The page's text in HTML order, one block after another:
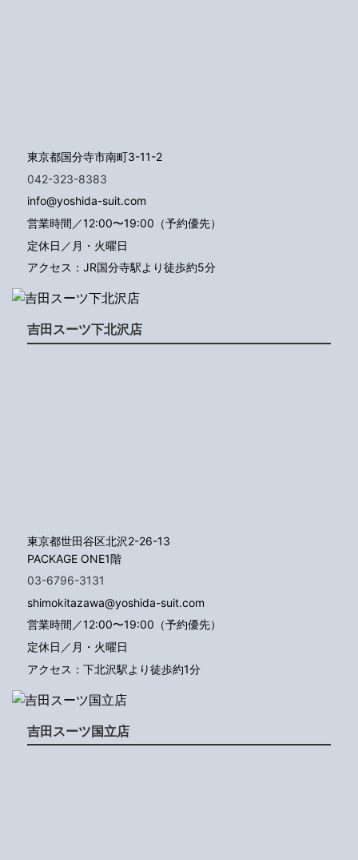
東京都国分寺市南町3-11-2
042-323-8383
info@yoshida-suit.com
営業時間／12:00〜19:00（予約優先）
定休日／月・火曜日
アクセス：JR国分寺駅より徒歩約5分
吉田スーツ下北沢店
東京都世田谷区北沢2-26-13
PACKAGE ONE1階
03-6796-3131
shimokitazawa@yoshida-suit.com
営業時間／12:00〜19:00（予約優先）
定休日／月・火曜日
アクセス：下北沢駅より徒歩約1分
吉田スーツ国立店